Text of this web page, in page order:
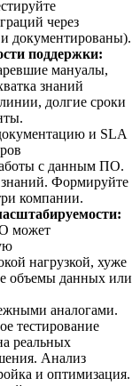
через
документированы).
поддержки:
мануалы,
знаний
долгие сроки
и SLA
с данным ПО.
знаний. Формируйте
компании.
может
нагрузкой, хуже
объемы данных или
аналогами.
тестирование
реальных
Анализ
и оптимизация.